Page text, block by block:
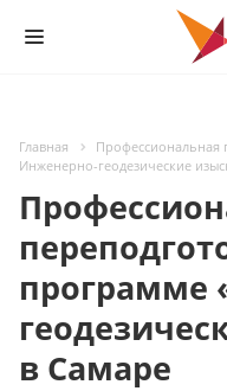
Главная Профессиональная
Инженерно-геодезические
программе
в Самаре